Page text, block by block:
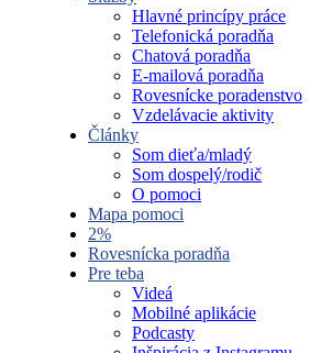
Hlavné princípy práce
Telefonická poradňa
Chatová poradňa
E-mailová poradňa
Rovesnícke poradenstvo
Vzdelávacie aktivity
Články
Som dieťa/mladý
Som dospelý/rodič
O pomoci
Mapa pomoci
2%
Rovesnícka poradňa
Pre teba
Videá
Mobilné aplikácie
Podcasty